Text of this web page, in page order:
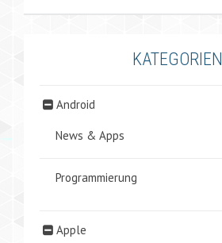
KATEGORIEN
Android
News & Apps
Programmierung
Apple